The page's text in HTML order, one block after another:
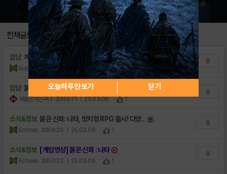
전체글보기
잡담 계정삽니다
taegyu1269 조회수:18 | 25.08.25
0
잡담 붉은 사막인 줄 알고
세월은가는구나 조회수:71 | 25.03.06 1
0
소식&정보 붉은 신화: 나타, 방치형 RPG 출시! 다양..
Echoes 조회수:26 | 25.03.06 1
0
소식&정보 [게임영상] 붉은 신화 : 나타
Echoes 조회수:32 | 25.03.06 1
0
오늘하루 안보기 닫기